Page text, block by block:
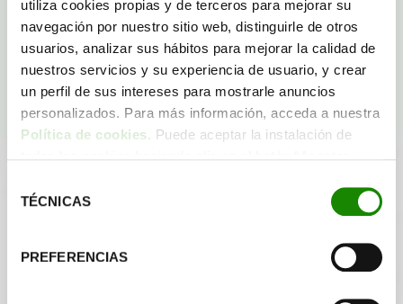
utiliza cookies propias y de terceros para mejorar su
navegación por nuestro sitio web, distinguirle de otros
usuarios, analizar sus hábitos para mejorar la calidad de
nuestros servicios y su experiencia de usuario, y crear
un perfil de sus intereses para mostrarle anuncios
personalizados. Para más información, acceda a nuestra
Política de cookies. Puede aceptar la instalación de
botón “Configurar cookies”, o rechazar su instalación,
TÉCNICAS
PREFERENCIAS
vida de las personas.
Esa es nuestra naturaleza
Quiero saber más